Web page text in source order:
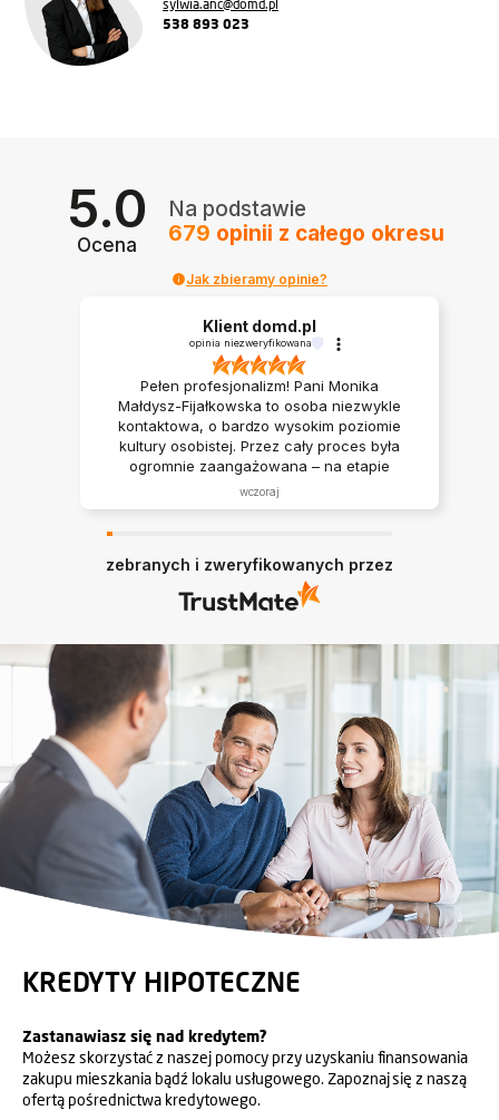
sylwia.anc@domd.pl
538 893 023
5.0
Ocena
Na podstawie
679 opinii z całego okresu
Jak zbieramy opinie?
Klient domd.pl
opinia niezweryfikowana
Pełen profesjonalizm! Pani Monika
Małdysz-Fijałkowska to osoba niezwykle
kontaktowa, o bardzo wysokim poziomie
kultury osobistej. Przez cały proces była
ogromnie zaangażowana – na etapie
wyboru mieszkania cierpliwie wskazywała
nam różne możliwości i rozwiązania, co
Moniką każdemu, kto szuka doradcy z
pasją i świetnym podejściem do klienta!
wczoraj
zebranych i zweryfikowanych przez
KREDYTY HIPOTECZNE
Zastanawiasz się nad kredytem?
Możesz skorzystać z naszej pomocy przy uzyskaniu finansowania
zakupu mieszkania bądź lokalu usługowego. Zapoznaj się z naszą
ofertą pośrednictwa kredytowego.